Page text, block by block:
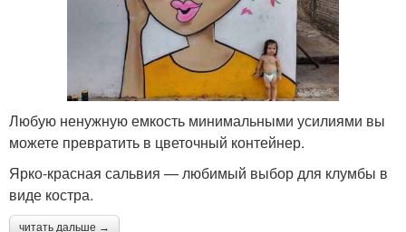
Любую ненужную емкость минимальными усилиями вы
можете превратить в цветочный контейнер.
Ярко-красная сальвия — любимый выбор для клумбы в
виде костра.
читать дальше →